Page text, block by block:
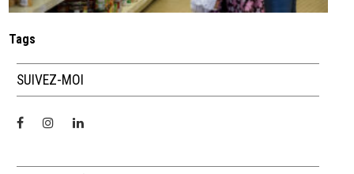
Tags
SUIVEZ-MOI